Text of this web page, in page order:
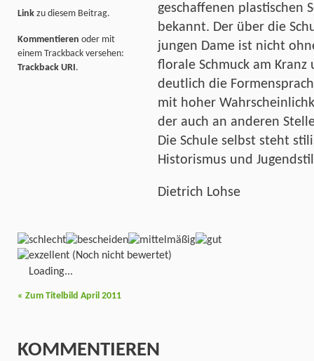
geschaffenen plastischen
bekannt. Der über die
jungen Dame ist nicht
florale Schmuck am
deutlich die
mit hoher
der auch an anderen
Die Schule selbst steht
Historismus und
Dietrich Lohse
Link zu diesem Beitrag.
Kommentieren oder mit
einem Trackback versehen:
Trackback URI.
(Noch nicht bewertet)
Loading...
« Zum Titelbild April 2011
KOMMENTIEREN